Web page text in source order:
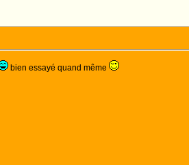
bien essayé quand même